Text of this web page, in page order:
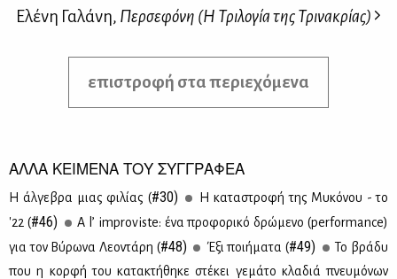
Ελένη Γαλάνη, Περσεφόνη (Η Τριλογία της Τρινακρίας)
επιστροφή στα περιεχόμενα
ΑΛΛΑ ΚΕΙΜΕΝΑ ΤΟΥ ΣΥΓΓΡΑΦΕΑ
Η άλ­γε­βρα μιας φι­λί­ας (#30)
Η κα­τα­στρο­φή της Μυ­κό­νου - το
'22 (#46)
A l’ improviste: ένα προ­φο­ρι­κό δρώ­με­νο (performance)
για τον Βύ­ρω­να Λε­ο­ντά­ρη (#48) Έξι ποι­ή­μα­τα (#49)
Το βρά­δυ
που η κορ­φή του κα­τα­κτή­θη­κε στέ­κει γε­μά­το κλα­διά πνευ­μό­νων